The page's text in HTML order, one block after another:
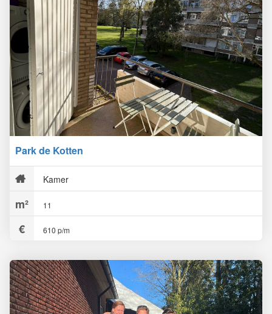
Park de Kotten
Kamer
11
610 p/m